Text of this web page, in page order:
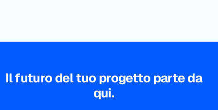
Il futuro del tuo progetto parte da
qui.